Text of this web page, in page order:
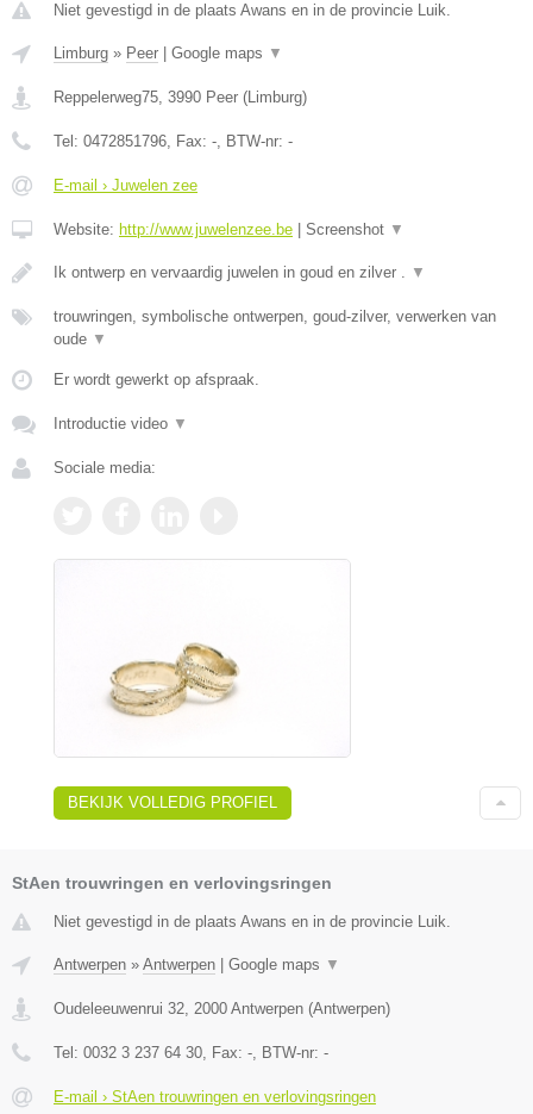
Niet gevestigd in de plaats Awans en in de provincie Luik.
Limburg » Peer Google maps ▼
Reppelerweg75, 3990 Peer (Limburg)
Tel: 0472851796, Fax: -, BTW-nr: -
E-mail › Juwelen zee
Website: http://www.juwelenzee.be Screenshot ▼
Ik ontwerp en vervaardig juwelen in goud en zilver . ▼
trouwringen, symbolische ontwerpen, goud-zilver, verwerken van
oude ▼
Er wordt gewerkt op afspraak.
Introductie video ▼
Sociale media:
BEKIJK VOLLEDIG PROFIEL
StAen trouwringen en verlovingsringen
Niet gevestigd in de plaats Awans en in de provincie Luik.
Antwerpen » Antwerpen Google maps ▼
Oudeleeuwenrui 32, 2000 Antwerpen (Antwerpen)
Tel: 0032 3 237 64 30, Fax: -, BTW-nr: -
E-mail › StAen trouwringen en verlovingsringen